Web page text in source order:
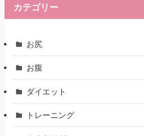
カテゴリー
お尻
お腹
ダイエット
トレーニング